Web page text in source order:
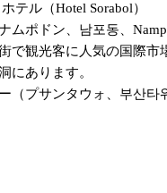
テル（Hotel Sorabol）
ナムポドン、남포동、
で観光客に人気の国際市
にあります。
（プサンタウォ、부산타